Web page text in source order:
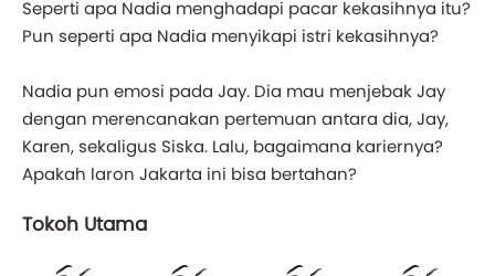
Seperti apa Nadia menghadapi pacar kekasihnya itu?
Pun seperti apa Nadia menyikapi istri kekasihnya?
Nadia pun emosi pada Jay. Dia mau menjebak Jay
dengan merencanakan pertemuan antara dia, Jay,
Karen, sekaligus Siska. Lalu, bagaimana kariernya?
Apakah laron Jakarta ini bisa bertahan?
Tokoh Utama